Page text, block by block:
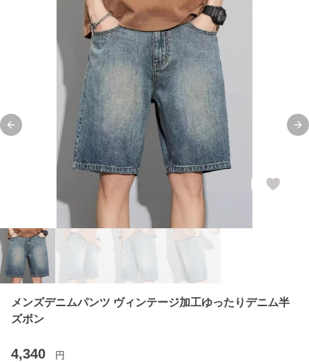
Previous slide
メンズデニムパンツ ヴィンテージ加工ゆったりデニム半
ズボン
4,340 円